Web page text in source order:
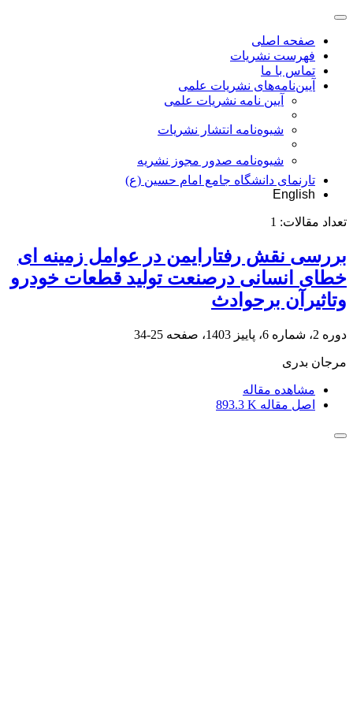
صفحه اصلی
فهرست نشریات
تماس با ما
آیین‌نامه‌های نشریات علمی
آیین نامه نشریات علمی
شیوه‌نامه انتشار نشریات
شیوهنامه صدور مجوز نشریه
تارنمای دانشگاه جامع امام حسین (ع)
English
تعداد مقالات: 1
بررسی نقش رفتارایمن در عوامل زمینه ای
خطای انسانی درصنعت تولید قطعات خودرو
وتاثیرآن برحوادث
دوره 2، شماره 6، پاییز 1403، صفحه 25-34
مرجان بدری
مشاهده مقاله
اصل مقاله 893.3 K